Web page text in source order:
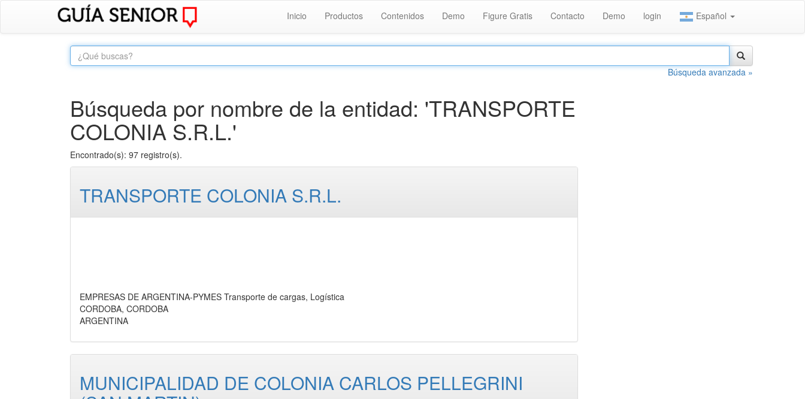
Inicio Productos Contenidos Demo Figure Gratis Contacto Demo login Español
Búsqueda avanzada »
Búsqueda por nombre de la entidad: 'TRANSPORTE
COLONIA S.R.L.'
Encontrado(s): 97 registro(s).
TRANSPORTE COLONIA S.R.L.
EMPRESAS DE ARGENTINA-PYMES Transporte de cargas, Logística
CORDOBA, CORDOBA
ARGENTINA
MUNICIPALIDAD DE COLONIA CARLOS PELLEGRINI